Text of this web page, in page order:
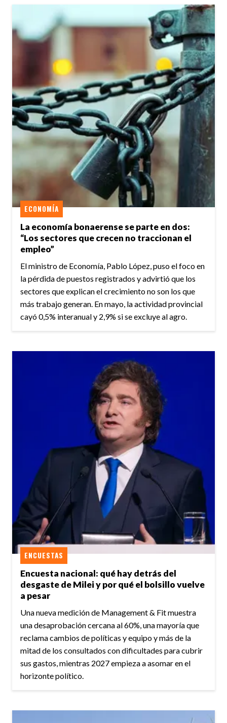
La economía bonaerense se parte en dos:
“Los sectores que crecen no traccionan el
empleo”
ECONOMÍA
El ministro de Economía, Pablo López, puso el foco en
la pérdida de puestos registrados y advirtió que los
sectores que explican el crecimiento no son los que
más trabajo generan. En mayo, la actividad provincial
cayó 0,5% interanual y 2,9% si se excluye al agro.
Encuesta nacional: qué hay detrás del
desgaste de Milei y por qué el bolsillo vuelve
a pesar
ENCUESTAS
Una nueva medición de Management & Fit muestra
una desaprobación cercana al 60%, una mayoría que
reclama cambios de políticas y equipo y más de la
mitad de los consultados con dificultades para cubrir
sus gastos, mientras 2027 empieza a asomar en el
horizonte político.